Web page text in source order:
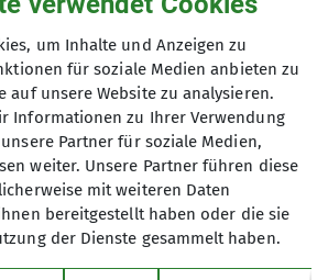
Dingolfing wanderte im Mai
Wald. Ausgangspunkt war das
Von dort ging es auf
um den reich bewaldeten
auf Nebenstraße und
Perlesreut. Der Ort wurde im
Bundeswettbewerb "Unser Dorf
mit der Goldmedaille
wie sich die
konnte. Die
um Inhalte und Anzeigen zu
für soziale Medien anbieten zu
auf unsere Website zu analysieren.
Informationen zu Ihrer Verwendung
Partner für soziale Medien,
weiter. Unsere Partner führen diese
mit weiteren Daten
bereitgestellt haben oder die sie
der Dienste gesammelt haben.